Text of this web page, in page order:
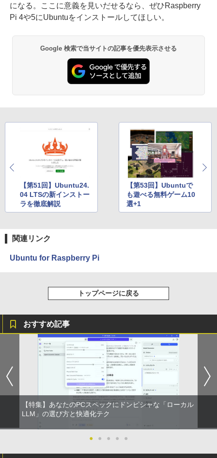
になる。ここに意義を見いだせるなら、ぜひRaspberry
Pi 4や5にUbuntuをインストールしてほしい。
Google 検索で当サイトの記事を優先表示させる
【第51回】Ubuntu24.
04 LTSの新インストー
ラを徹底解説
【第53回】Ubuntuで
も遊べる無料ゲーム10
選+1
関連リンク
Ubuntu for Raspberry Pi
トップページに戻る
おすすめ記事
【特集】あなたのPCスペックにドンピシャな「ローカル
LLM」の選び方と快適化テク
● ● ● ● ●